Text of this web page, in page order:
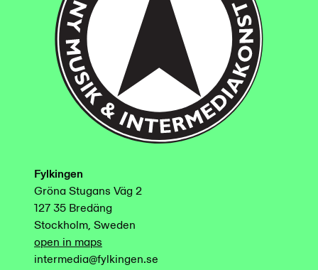
Fylkingen
Gröna Stugans Väg 2
127 35 Bredäng
Stockholm, Sweden
open in maps
intermedia@fylkingen.se